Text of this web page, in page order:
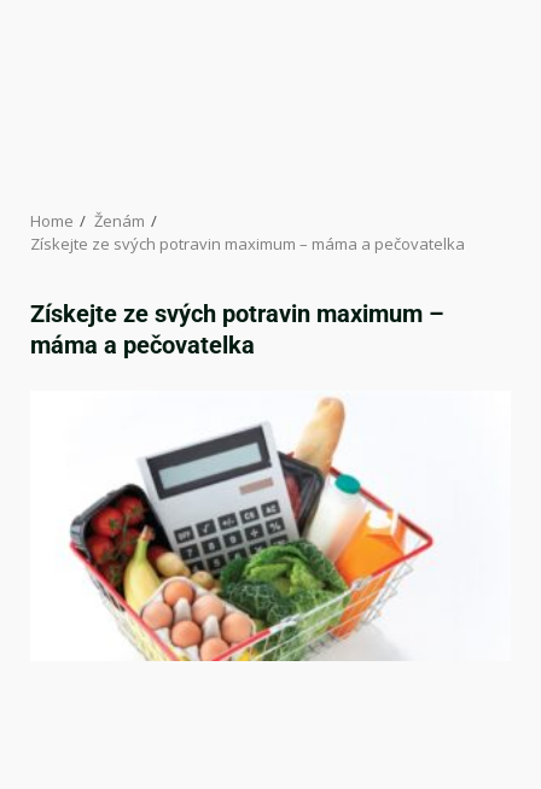
Home
Ženám
Získejte ze svých potravin maximum – máma a pečovatelka
Získejte ze svých potravin maximum –
máma a pečovatelka